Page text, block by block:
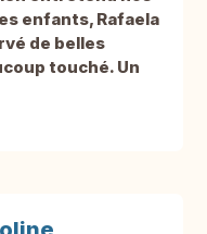
enfants, Rafaela
de belles
touché. Un